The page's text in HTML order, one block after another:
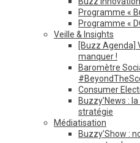
Programme «
Programme «
Veille & Insights
[Buzz Agenda]
manquer !
Baromètre
Consumer
Buzzy’News :
stratégie
Médiatisation
Buzzy’Show :